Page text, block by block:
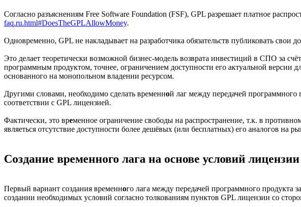
Согласно разъяснениям Free Software Foundation (FSF), GPL разрешает платное
faq.ru.html#DoesTheGPLAllowMoney.
Одновременно, GPL не накладывает на разработчика обязательств публиковать свои
Это делает теоретически возможной бизнес-модель возврата инвестиций в СПО за
программным продуктом, точнее, ограничением доступности его актуальной версии
основанного на монопольном владении ресурсом.
Другими словами, необходимо сделать временной лаг между передачей программного
соответствии с GPL лицензией.
Фактически, это временное ограничение свободы на распространение, т.к. в
являеться отсутствие доступности более дешёвых (или бесплатных) его аналогов на
Создание временного лага на основе условий лицензии
Первый вариант создания временного лага между передачей программного продукта
создании необходимых условий согласно толкованиям пунктов GPL лицензии со